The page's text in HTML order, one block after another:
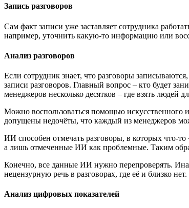
Запись разговоров
Сам факт записи уже заставляет сотрудника
например, уточнить какую-то информацию или
Анализ разговоров
Если сотрудник знает, что разговоры
записи разговоров. Главный вопрос – кто будет
менеджеров несколько десятков – где взять людей
Можно воспользоваться помощью искусственного
допущены недочёты, что каждый из менеджеров
ИИ способен отмечать разговоры, в которых что-
а лишь отмеченные ИИ как проблемные. Таким
Конечно, все данные ИИ нужно перепроверять.
нецензурную речь в разговорах, где её и близко
Анализ цифровых показателей